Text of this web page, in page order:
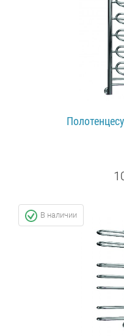
В наличии